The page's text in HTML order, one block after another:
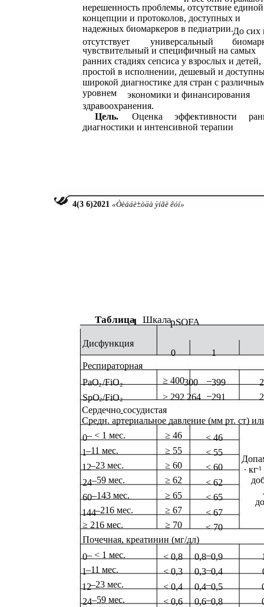
нерешенность проблемы, отсутствие единой
концепции и протоколов, доступных и
надежных биомаркеров в педиатрии.До сих
отсутствует
универсальный
чувствительный и специфичный на самых
ранних стадиях сепсиса у взрослых и детей,
простой в исполнении, дешевый и
широкой диагностике для стран с
уровнем
экономики и финансирования
здравоохранения.
Цель.
Оценка эффективности
диагностики и интенсивной терапии
4(3 6)2021 «Òèááè±òäà ÿíãè êóí»
Таблица1 ШкалаpSOFA
Дисфункция
0
1
Респираторная
PaO₂/FiO₂ ≥ 400300 –399
SpO₂/FiO₂ > 292 264 –291
Сердечно-сосудистая
Средн. артериальное давление (мм рт. ст)
0– < 1 мес. ≥ 46 < 46
∙ кг-1
1–11 мес. ≥ 55
< 55
12–23 мес. ≥ 60
< 60
24–59 мес. ≥ 62
< 62
60–143 мес. ≥ 65
< 65
144–216 мес. ≥ 67
< 67
≥ 216 мес.
≥ 70
< 70
Почечная, креатинин (мг/дл)
0– < 1 мес. < 0,8 0,8–0,9
1–11 мес. < 0,3 0,3–0,4
12–23 мес. < 0,4 0,4–0,5
24–59 мес. < 0,6 0,6–0,8